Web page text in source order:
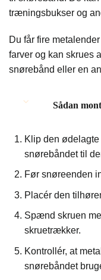
træningsbukser og
Du får fire
farver og kan skrues
snørebånd eller en
Sådan
Klip den
snørebåndet til
Før snøreenden
Placér den
Spænd skruen
skruetrækker.
Kontrollér, at
snørebåndet